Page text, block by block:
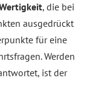
, die bei
ausgedrückt
für eine
Werden
ist der